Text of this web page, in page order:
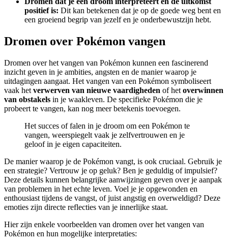
positief is: Dit kan betekenen dat je op de goede weg bent en
een groeiend begrip van jezelf en je onderbewustzijn hebt.
Dromen over Pokémon vangen
Dromen over het vangen van Pokémon kunnen een fascinerend
inzicht geven in je ambities, angsten en de manier waarop je
uitdagingen aangaat. Het vangen van een Pokémon symboliseert
vaak het verwerven van nieuwe vaardigheden of het overwinnen
van obstakels in je waakleven. De specifieke Pokémon die je
probeert te vangen, kan nog meer betekenis toevoegen.
Het succes of falen in je droom om een Pokémon te
vangen, weerspiegelt vaak je zelfvertrouwen en je
geloof in je eigen capaciteiten.
De manier waarop je de Pokémon vangt, is ook cruciaal. Gebruik je
een strategie? Vertrouw je op geluk? Ben je geduldig of impulsief?
Deze details kunnen belangrijke aanwijzingen geven over je aanpak
van problemen in het echte leven. Voel je je opgewonden en
enthousiast tijdens de vangst, of juist angstig en overweldigd? Deze
emoties zijn directe reflecties van je innerlijke staat.
Hier zijn enkele voorbeelden van dromen over het vangen van
Pokémon en hun mogelijke interpretaties: